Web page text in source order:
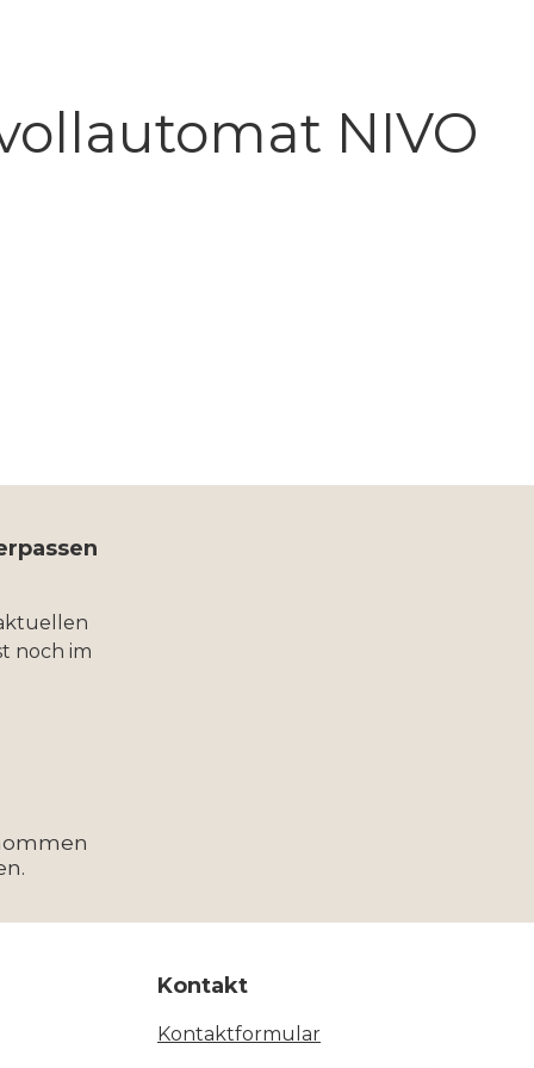
NIVO
noch im
Kontakt
Kontaktformular